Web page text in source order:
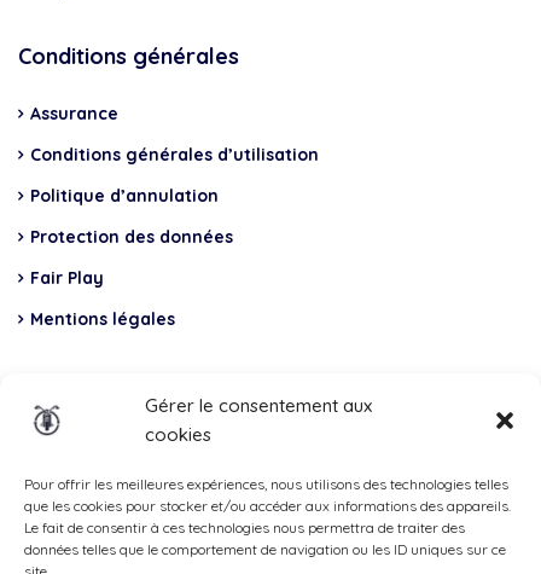
Gérer le consentement aux
cookies
Pour offrir les meilleures expériences, nous utilisons des technologies telles
que les cookies pour stocker et/ou accéder aux informations des appareils.
Le fait de consentir à ces technologies nous permettra de traiter des
données telles que le comportement de navigation ou les ID uniques sur ce
Conditions générales
Assurance
Conditions générales d’utilisation
Politique d’annulation
Protection des données
Fair Play
Mentions légales
Total Casco, Partner
Methods
of
payment